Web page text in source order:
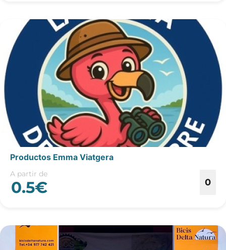
Productos Emma Viatgera
A partir de
0.5€ 0